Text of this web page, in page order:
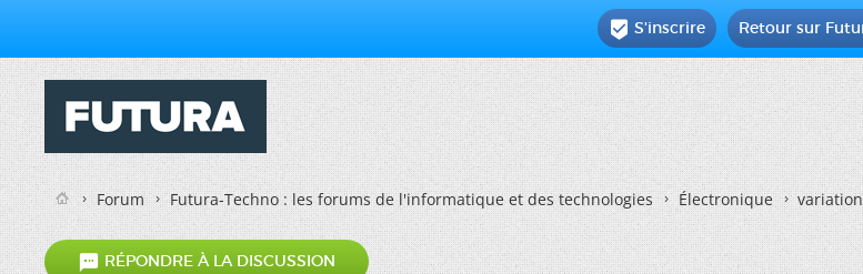
Retour sur
 S'inscrire
Forum Futura-Techno : les forums de l'informatique et des technologies Électronique
 RÉPONDRE À LA DISCUSSION